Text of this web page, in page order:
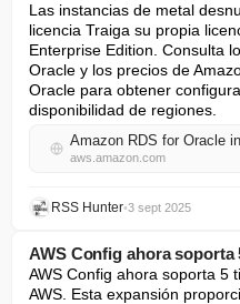
Las instancias de metal
licencia Traiga su propia
Enterprise Edition. Consulta
Oracle y los precios de
Oracle para obtener
disponibilidad de regiones.
aws.amazon.com
RSS Hunter•3 sept 2025
AWS Config ahora
AWS Config ahora soporta 5
AWS. Esta expansión